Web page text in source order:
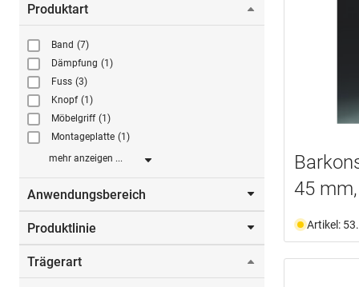
Produktart
Band (7)
Dämpfung (1)
Fuss (3)
Knopf (1)
Möbelgriff (1)
Montageplatte (1)
mehr anzeigen ...
Anwendungsbereich
Barkonsolen
Holz (1)
Produktlinie
Swing (5)
Trägerart
45
Artikel: